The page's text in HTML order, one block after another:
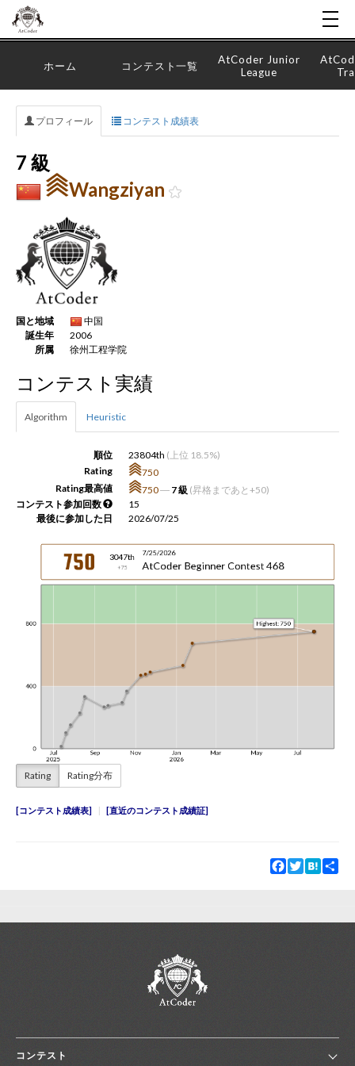
新規登録
ホーム コンテスト一覧
AtCoder Junior
League
プロフィール コンテスト成績表
7 級
Wangziyan
国と地域
中国
誕生年
2006
所属
徐州工程学院
コンテスト実績
Algorithm Heuristic
順位 23804th (上位 18.5%)
Rating
750
Rating最高値
750― 7 級 (昇格まであと+50)
コンテスト参加回数
15
最後に参加した日
2026/07/25
Rating Rating分布
コンテスト成績表 直近のコンテスト成績証
Facebook
TwitterHatena
コンテスト